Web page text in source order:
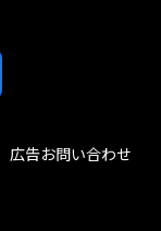
広告お問い合わせ